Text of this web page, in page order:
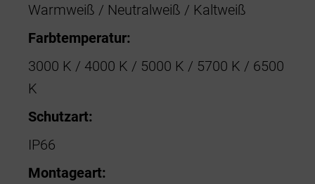
Warmweiß / Neutralweiß / Kaltweiß
Farbtemperatur:
3000 K / 4000 K / 5000 K / 5700 K / 6500
K
Schutzart:
IP66
Montageart: